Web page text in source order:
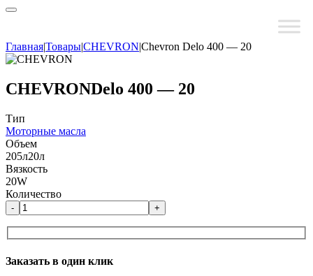
Главная|Товары|CHEVRON|Chevron Delo 400 — 20
CHEVRONDelo 400 — 20
Тип
Моторные масла
Объем
205л20л
Вязкость
20W
Количество
- +
Заказать в один клик